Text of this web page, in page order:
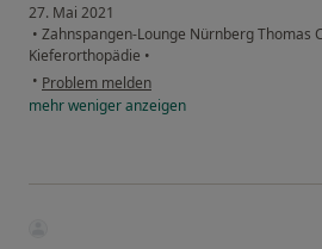
27. Mai 2021
• Zahnspangen-Lounge Nürnberg Thomas
Kieferorthopädie •
• Problem melden
mehrwenigeranzeigen